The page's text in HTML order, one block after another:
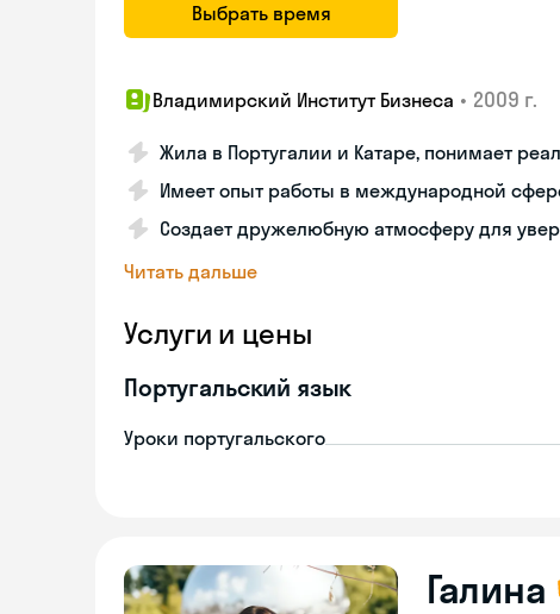
Выбрать время
Владимирский Институт Бизнеса • 2009 г.
Жила в Португалии и Катаре, понимает
Имеет опыт работы в международной
Создает дружелюбную атмосферу для
Читать дальше
Услуги и цены
Португальский язык
Уроки португальского
Галина